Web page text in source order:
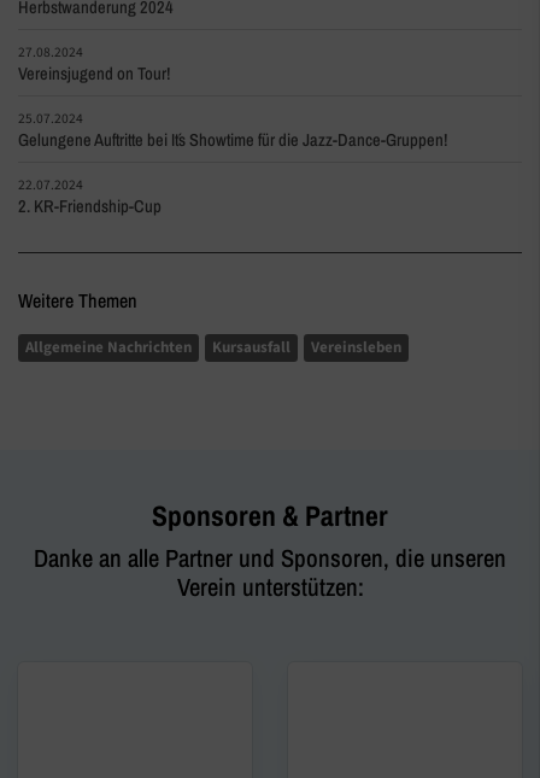
Herbstwanderung 2024
27.08.2024
Vereinsjugend on Tour!
25.07.2024
Gelungene Auftritte bei It´s Showtime für die Jazz-Dance-Gruppen!
22.07.2024
2. KR-Friendship-Cup
Weitere Themen
Allgemeine Nachrichten Kursausfall Vereinsleben
Sponsoren & Partner
Danke an alle Partner und Sponsoren, die unseren
Verein unterstützen: